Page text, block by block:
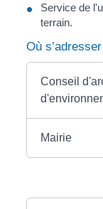
Service de
terrain.
Où
Conseil
Mairie